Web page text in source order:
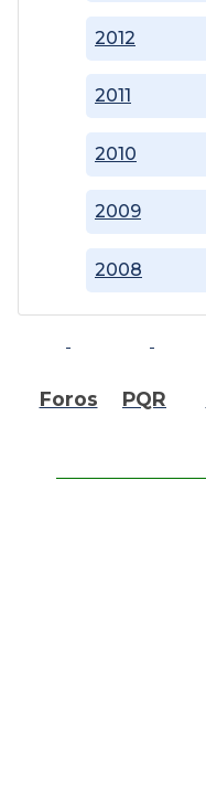
2008
2009
2010
2011
2012
Foros PQR